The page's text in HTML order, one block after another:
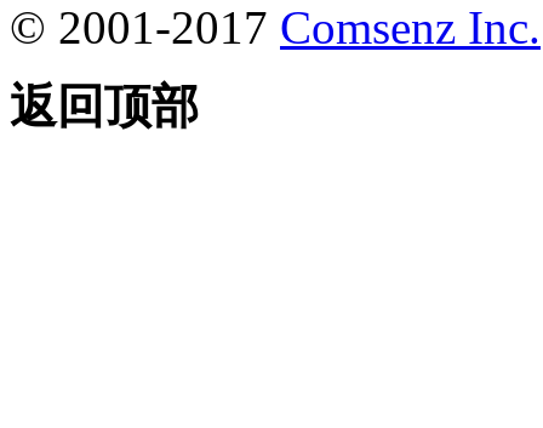
© 2001-2017 Comsenz Inc.
返回顶部